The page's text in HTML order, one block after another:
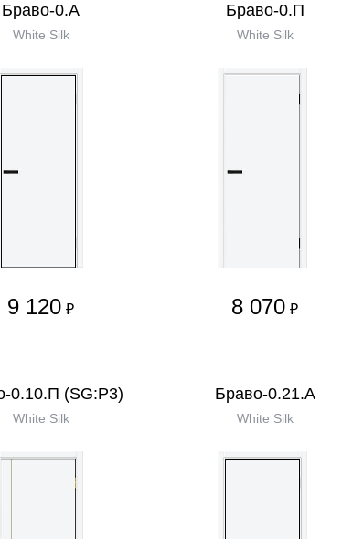
Браво-0.А
White Silk
9 120 ₽
Браво-0.П
White Silk
8 070 ₽
0.10.П (SG:P3)
White Silk
Браво-0.21.А
White Silk